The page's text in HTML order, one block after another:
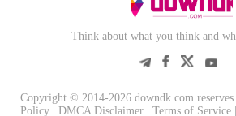
Think about what you think and
Copyright © 2014-2026 downdk.com reserves
Policy
DMCA Disclaimer Terms of Service